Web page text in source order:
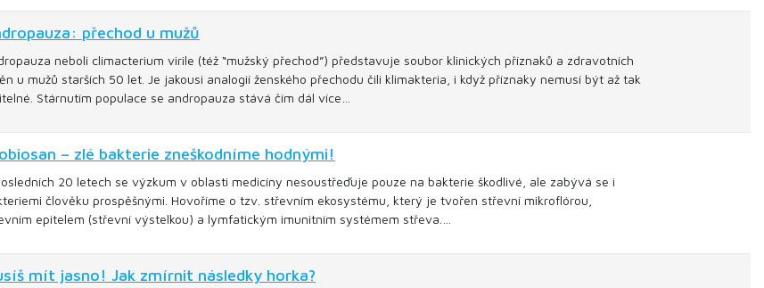
přechod u mužů
neboli climacterium virile (též “mužský přechod”) představuje soubor klinických příznaků a zdravotních
u mužů starších 50 let. Je jakousi analogií ženského přechodu čili klimakteria, i když příznaky nemusí být až tak
Stárnutím populace se andropauza stává čím dál více…
– zlé bakterie zneškodníme hodnými!
20 letech se výzkum v oblasti medicíny nesoustřeďuje pouze na bakterie škodlivé, ale zabývá se i
člověku prospěšnými. Hovoříme o tzv. střevním ekosystému, který je tvořen střevní mikroflórou,
epitelem (střevní výstelkou) a lymfatickým imunitním systémem střeva.…
mít jasno! Jak zmírnit následky horka?